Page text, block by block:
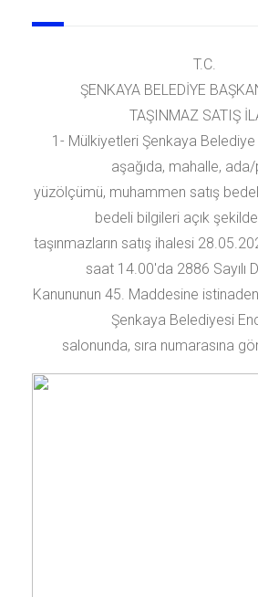
T.C.
ŞENKAYA BELEDİYE
TAŞINMAZ SATIŞ
1- Mülkiyetleri Şenkaya Belediye
aşağıda, mahalle,
yüzölçümü, muhammen satış
bedeli bilgileri açık
taşınmazların satış ihalesi
saat 14.00'da 2886 Sayılı
Kanununun 45. Maddesine
Şenkaya Belediyesi
salonunda, sıra numarasına